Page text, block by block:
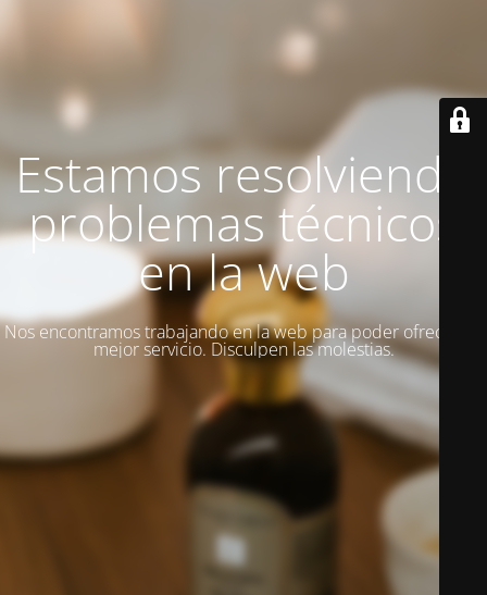
Estamos resolviendo
problemas técnicos
en la web
Nos encontramos trabajando en la web para poder ofrecer un
mejor servicio. Disculpen las molestias.